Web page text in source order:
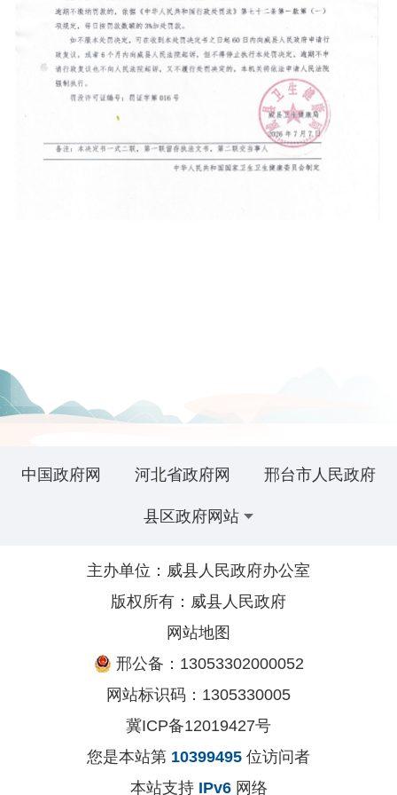
中国政府网 河北省政府网 邢台市人民政府
县区政府网站
主办单位：威县人民政府办公室
版权所有：威县人民政府
网站地图
邢公备：13053302000052
网站标识码：1305330005
冀ICP备12019427号
您是本站第 10399495 位访问者
本站支持 IPv6网络